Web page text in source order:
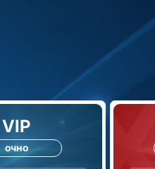
VIP
очно